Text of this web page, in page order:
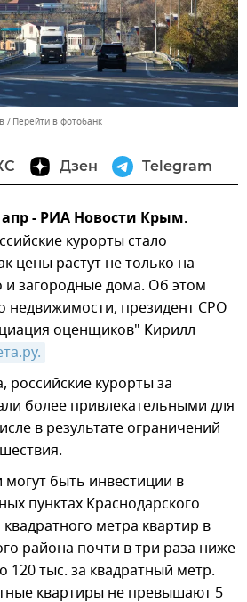
Перейти в фотобанк
Дзен Telegram
- РИА Новости Крым.
курорты стало
цены растут не только на
и загородные дома. Об этом
недвижимости, президент СРО
оценщиков" Кирилл
курорты за
более привлекательными для
в результате ограничений
быть инвестиции в
пунктах Краснодарского
метра квартир в
района почти в три раза ниже
120 тыс. за квадратный метр.
квартиры не превышают 5